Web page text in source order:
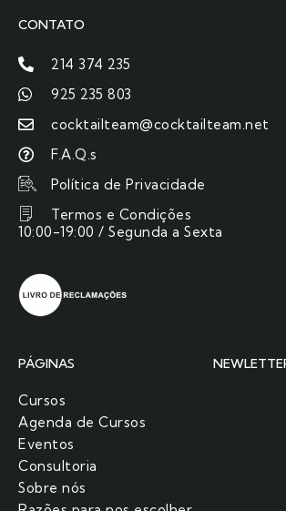
CONTATO
214 374 235
925 235 803
cocktailteam@cocktailteam.net
F.A.Q.s
Política de Privacidade
Termos e Condições
10:00-19:00 / Segunda a Sexta
PÁGINAS
Cursos
Agenda de Cursos
Eventos
Consultoria
Sobre nós